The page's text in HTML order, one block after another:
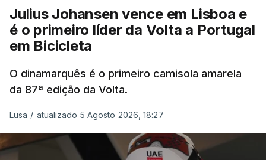
Julius Johansen vence em Lisboa e
é o primeiro líder da Volta a Portugal
em Bicicleta
O dinamarquês é o primeiro camisola amarela
da 87ª edição da Volta.
Lusa / atualizado 5 Agosto 2026, 18:27